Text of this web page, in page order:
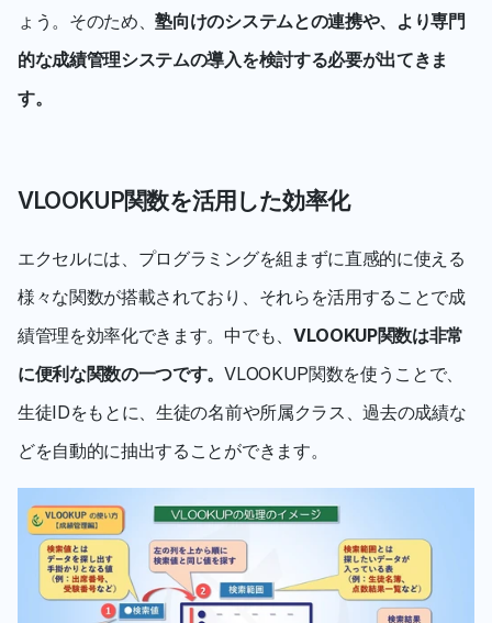
ょう。そのため、塾向けのシステムとの連携や、より専門
的な成績管理システムの導入を検討する必要が出てきま
す。
VLOOKUP関数を活用した効率化
エクセルには、プログラミングを組まずに直感的に使える
様々な関数が搭載されており、それらを活用することで成
績管理を効率化できます。中でも、 VLOOKUP関数は非常
に便利な関数の一つです。VLOOKUP関数を使うことで、
生徒IDをもとに、生徒の名前や所属クラス、過去の成績な
どを自動的に抽出することができます。